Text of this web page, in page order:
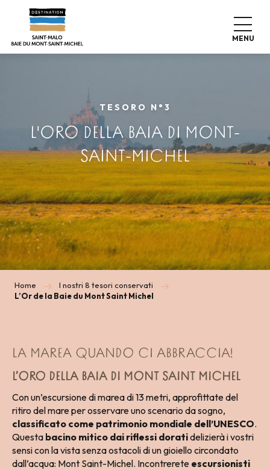
contenu
principal
MENU
TESORO N°3
L'ORO DELLA BAIA DI MONT-
SAINT-MICHEL
Home
I nostri 8 tesori conservati
L’Or de la Baie du Mont Saint Michel
LA MAREA QUANDO CI ABBRACCIA!
L’ORO DELLA BAIA DI MONT SAINT MICHEL
Con un’escursione di marea di 13 metri, approfittate del
ritiro del mare per osservare uno scenario da sogno,
classificato come patrimonio mondiale dell’UNESCO.
Questa bacino mitico dai riflessi doratidelizierà i vostri
sensi con la vista senza ostacoli di un gioiello circondato
dall’acqua: Mont Saint-Michel. Incontrerete escursionisti